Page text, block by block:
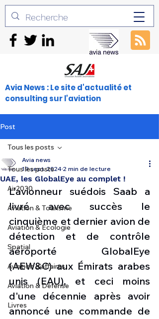
Avia News : Le site d'actualité et
consulting sur l'aviation
Post
Tous les posts
Air2030
Aviation & Tourisme
Aviation & Ecologie
Spatial
Aviation d'affaires
Aviation & Défense
Livres
Tous les posts
UAE, les GlobalEye au complet !
Avia news
19 sept. 2024 2 min de lecture
L’avionneur suédois Saab a
livré avec succès le
cinquième et dernier avion de
détection et de contrôle
aéroporté GlobalEye
(AEW&C) aux Émirats arabes
unis (EAU), et ceci moins
d'une décennie après avoir
annoncé une commande de